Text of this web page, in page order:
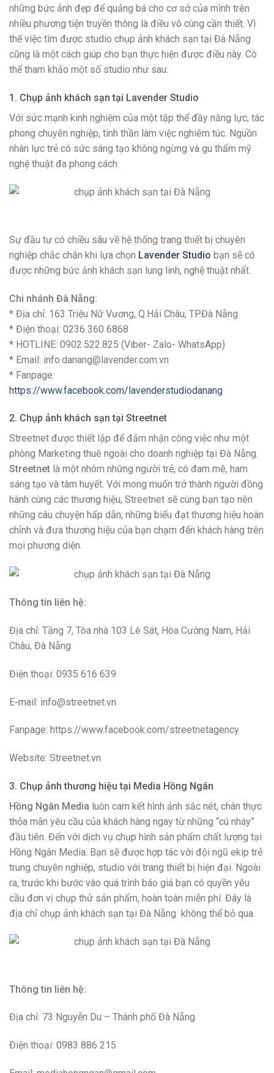
những bức ảnh đẹp để quảng bá cho cơ sở của mình trên
nhiều phương tiện truyền thông là điều vô cùng cần thiết. Vì
thế việc tìm được studio chụp ảnh khách sạn tại Đà Nẵng
cũng là một cách giúp cho bạn thực hiện được điều này. Có
thể tham khảo một số studio như sau:
1. Chụp ảnh khách sạn tại Lavender Studio
Với sức mạnh kinh nghiệm của một tập thể đầy năng lực, tác
phong chuyên nghiệp, tinh thần làm việc nghiêm túc. Nguồn
nhân lực trẻ có sức sáng tạo không ngừng và gu thẩm mỹ
nghệ thuật đa phong cách.
Sự đầu tư có chiều sâu về hệ thống trang thiết bị chuyên
nghiệp chắc chắn khi lựa chọn Lavender Studio bạn sẽ có
được những bức ảnh khách sạn lung linh, nghệ thuật nhất.
Chi nhánh Đà Nẵng:
* Địa chỉ: 163 Triệu Nữ Vương, Q.Hải Châu, TP.Đà Nẵng
* Điện thoại: 0236 360 6868
* HOTLINE: 0902.522.825 (Viber- Zalo- WhatsApp)
* Email: info.danang@lavender.com.vn
* Fanpage:
https://www.facebook.com/lavenderstudiodanang
2. Chụp ảnh khách sạn tại Streetnet
Streetnet được thiết lập để đảm nhận công việc như một
phòng Marketing thuê ngoài cho doanh nghiệp tại Đà Nẵng.
Streetnet là một nhóm những người trẻ, có đam mê, ham
sáng tạo và tâm huyết. Với mong muốn trở thành người đồng
hành cùng các thương hiệu; Streetnet sẽ cùng bạn tạo nên
những câu chuyện hấp dẫn; những biểu đạt thương hiệu hoàn
chỉnh và đưa thương hiệu của bạn chạm đến khách hàng trên
mọi phương diện.
Thông tin liên hệ:
Địa chỉ: Tầng 7, Tòa nhà 103 Lê Sát, Hòa Cường Nam, Hải
Châu, Đà Nẵng
Điện thoại: 0935 616 639
E-mail: info@streetnet.vn
Fanpage: https://www.facebook.com/streetnetagency
Website: Streetnet.vn
3. Chụp ảnh thương hiệu tại Media Hồng Ngân
Hồng Ngân Media luôn cam kết hình ảnh sắc nét, chân thực
thỏa mãn yêu cầu của khách hàng ngay từ những “cú nháy”
đầu tiên. Đến với dịch vụ chụp hình sản phẩm chất lượng tại
Hồng Ngân Media. Bạn sẽ được hợp tác với đội ngũ ekip trẻ
trung chuyên nghiệp, studio với trang thiết bị hiện đại. Ngoài
ra, trước khi bước vào quá trình báo giá bạn có quyền yêu
cầu đơn vị chụp thử sản phẩm, hoàn toàn miễn phí. Đây là
địa chỉ chụp ảnh khách sạn tại Đà Nẵng không thể bỏ qua.
Thông tin liên hệ:
Địa chỉ: 73 Nguyễn Du – Thành phố Đà Nẵng
Điện thoại: 0983 886 215